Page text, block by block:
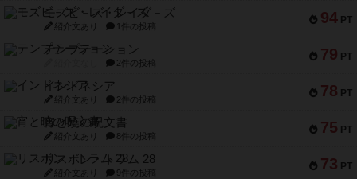
94 PT
モズビ－ズ・レイダ－ズ
紹介文あり 1件の投稿
79 PT
テンプテーション
2件の投稿
78 PT
インドネシア
紹介文あり 2件の投稿
75 PT
宵と暁の呪文書
紹介文あり 8件の投稿
73 PT
リスボン・トラム 28
紹介文あり 9件の投稿